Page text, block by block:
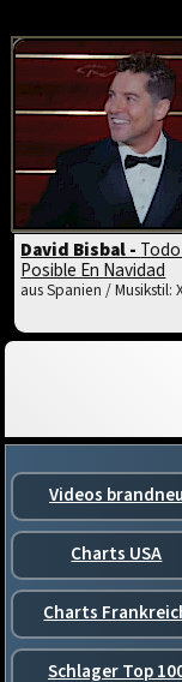
David Bisbal -
Posible En Navidad
aus Spanien / Musikstil:
Videos brandneu
Charts USA
Charts
Schlager Top